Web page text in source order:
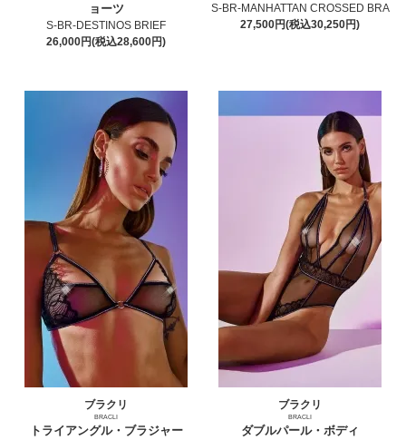
ョーツ
S-BR-DESTINOS BRIEF
26,000円(税込28,600円)
S-BR-MANHATTAN CROSSED BRA
27,500円(税込30,250円)
ブラクリ
BRACLI
トライアングル・ブラジャー
ブラクリ
BRACLI
ダブルパール・ボディ